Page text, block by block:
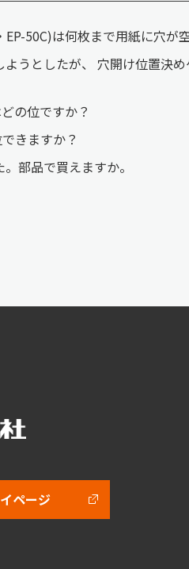
50C)は何枚まで用紙に穴が
うとしたが、 穴開け位置決
の位ですか？
きますか？
部品で買えますか。
ページ